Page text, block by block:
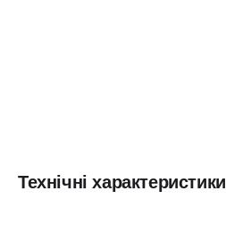
Технічні характеристики